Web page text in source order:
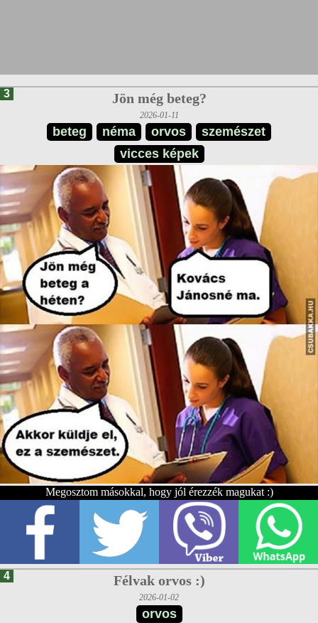
3 Jön még beteg?
2026-01-11
beteg néma orvos
szemészet
vicces képek
Megosztom másokkal, hogy jól érezzék magukat :)
4 Félvak orvos :)
2026-01-02
orvos